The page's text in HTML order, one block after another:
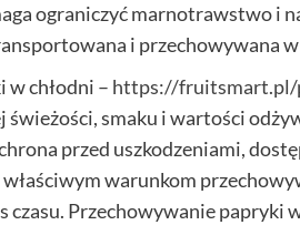
ograniczyć marnotrawstwo i
i przechowywana
chłodni – https://fruitsmart.pl/
świeżości, smaku i wartości
przed uszkodzeniami,
warunkom
czasu. Przechowywanie papryki